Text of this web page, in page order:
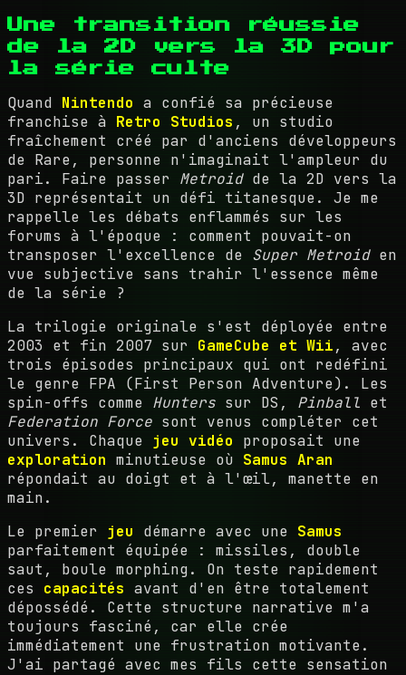
Une transition réussie
de la 2D vers la 3D pour
la série culte
Quand Nintendo a confié sa précieuse
franchise à Retro Studios , un studio
fraîchement créé par d'anciens développeurs
de Rare, personne n'imaginait l'ampleur du
pari. Faire passer Metroidde la 2D vers la
3D représentait un défi titanesque. Je me
rappelle les débats enflammés sur les
forums à l'époque : comment pouvait-on
transposer l'excellence de Super Metroiden
vue subjective sans trahir l'essence même
de la série ?
La trilogie originale s'est déployée entre
2003 et fin 2007 sur GameCube et Wii, avec
trois épisodes principaux qui ont redéfini
le genre FPA (First Person Adventure). Les
spin-offs comme Hunters sur DS, Pinball et
Federation Force sont venus compléter cet
univers. Chaque jeu vidéo proposait une
exploration minutieuse où Samus Aran
répondait au doigt et à l'œil, manette en
main.
Le premier jeu démarre avec une Samus
parfaitement équipée : missiles, double
saut, boule morphing. On teste rapidement
ces capacités avant d'en être totalement
dépossédé. Cette structure narrative m'a
toujours fasciné, car elle crée
immédiatement une frustration motivante.
J'ai partagé avec mes fils cette sensation